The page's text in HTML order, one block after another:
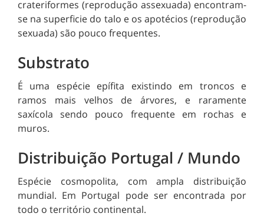
crateriformes (reprodução assexuada) encontram-
se na superficie do talo e os apotécios (reprodução
sexuada) são pouco frequentes.
Substrato
É uma espécie epífita existindo em troncos e
ramos mais velhos de árvores, e raramente
saxícola sendo pouco frequente em rochas e
muros.
Distribuição Portugal / Mundo
Espécie cosmopolita, com ampla distribuição
mundial. Em Portugal pode ser encontrada por
todo o território continental.